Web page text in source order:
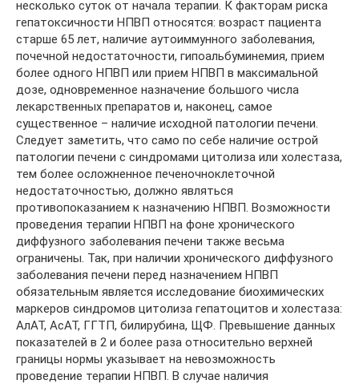
несколько суток от начала терапии. К факторам риска
гепатоксичности НПВП относятся: возраст пациента
старше 65 лет, наличие аутоиммунного заболевания,
почечной недостаточности, гипоальбуминемия, прием
более одного НПВП или прием НПВП в максимальной
дозе, одновременное назначение большого числа
лекарственных препаратов и, наконец, самое
существенное – наличие исходной патологии печени.
Следует заметить, что само по себе наличие острой
патологии печени с синдромами цитолиза или холестаза,
тем более осложненное печеночноклеточной
недостаточностью, должно являться
противопоказанием к назначению НПВП. Возможности
проведения терапии НПВП на фоне хронического
диффузного заболевания печени также весьма
ограничены. Так, при наличии хронического диффузного
заболевания печени перед назначением НПВП
обязательным является исследование биохимических
маркеров синдромов цитолиза гепатоцитов и холестаза:
АлАТ, АсАТ, ГГТП, билирубина, ЩФ. Превышение данных
показателей в 2 и более раза относительно верхней
границы нормы указывает на невозможность
проведение терапии НПВП. В случае наличия